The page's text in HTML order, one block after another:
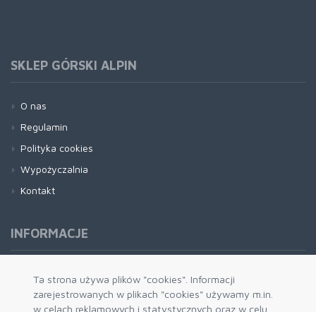
Ta strona używa plików "cookies". Informacji
zarejestrowanych w plikach "cookies" używamy m.in.
w celach reklamowych i statystycznych oraz w celu
SKLEP GÓRSKI ALPIN
O nas
Regulamin
Polityka cookies
Wypożyczalnia
Kontakt
INFORMACJE
Formy płatności
Dostawa i wysyłka